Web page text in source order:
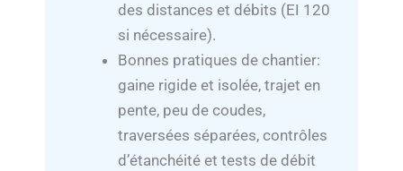
des distances et débits (EI 120
si nécessaire).
Bonnes pratiques de chantier:
gaine rigide et isolée, trajet en
pente, peu de coudes,
traversées séparées, contrôles
d’étanchéité et tests de débit